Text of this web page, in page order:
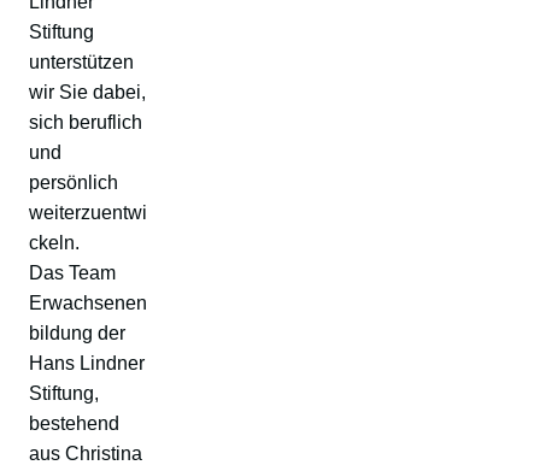
Stiftung
unterstützen
wir Sie dabei,
sich beruflich
und
persönlich
weiterzuentwi
ckeln.
Das Team
Erwachsenen
bildung der
Hans Lindner
Stiftung,
bestehend
aus Christina